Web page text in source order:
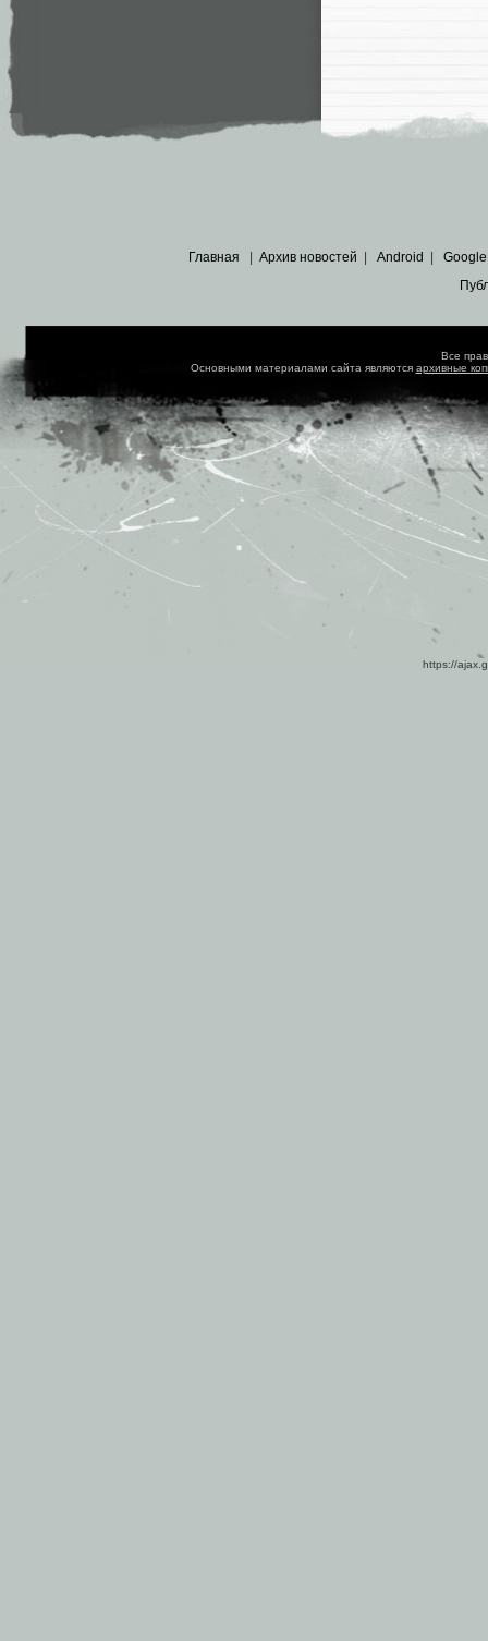
Главная Архив новостей Android Google
Все
Основными материалами сайта являются архивные
https://